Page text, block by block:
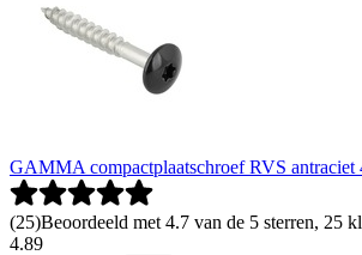
GAMMA compactplaatschroef RVS antraciet
(25)Beoordeeld met 4.7 van de 5 sterren, 25
4.89